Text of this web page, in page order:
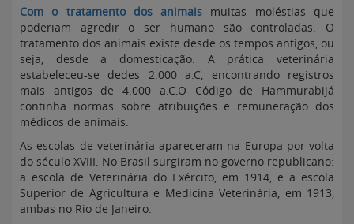
Com o tratamento dos animais muitas moléstias que
poderiam agredir o ser humano são controladas. O
tratamento dos animais existe desde os tempos antigos, ou
seja, desde a domesticação. A prática veterinária
estabeleceu-se dedes 2.000 a.C, encontrando registros
mais antigos de 4.000 a.C.O Código de Hammurabijá
continha normas sobre atribuições e remuneração dos
médicos de animais.
As escolas de veterinária apareceram na Europa por volta
do século XVIII. No Brasil surgiram no governo republicano:
a escola de Veterinária do Exército, em 1914, e a escola
Superior de Agricultura e Medicina Veterinária, em 1913,
ambas no Rio de Janeiro.